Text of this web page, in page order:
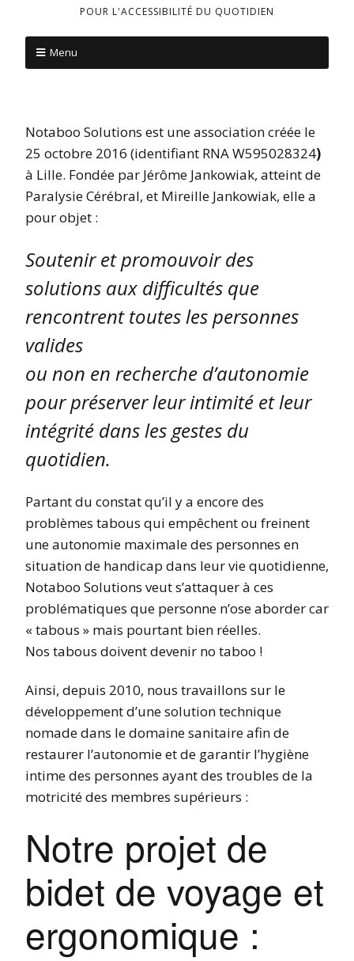
POUR L'ACCESSIBILITÉ DU QUOTIDIEN
Menu
Notaboo Solutions est une association créée le
25 octobre 2016 (identifiant RNA W595028324)
à Lille. Fondée par Jérôme Jankowiak, atteint de
Paralysie Cérébral, et Mireille Jankowiak, elle a
pour objet :
Soutenir et promouvoir des
solutions aux difficultés que
rencontrent toutes les personnes
valides
ou non en recherche d’autonomie
pour préserver leur intimité et leur
intégrité dans les gestes du
quotidien.
Partant du constat qu’il y a encore des
problèmes tabous qui empêchent ou freinent
une autonomie maximale des personnes en
situation de handicap dans leur vie quotidienne,
Notaboo Solutions veut s’attaquer à ces
problématiques que personne n’ose aborder car
« tabous » mais pourtant bien réelles.
Nos tabous doivent devenir no taboo !
Ainsi, depuis 2010, nous travaillons sur le
développement d’une solution technique
nomade dans le domaine sanitaire afin de
restaurer l’autonomie et de garantir l’hygiène
intime des personnes ayant des troubles de la
motricité des membres supérieurs :
Notre projet de
bidet de voyage et
ergonomique :